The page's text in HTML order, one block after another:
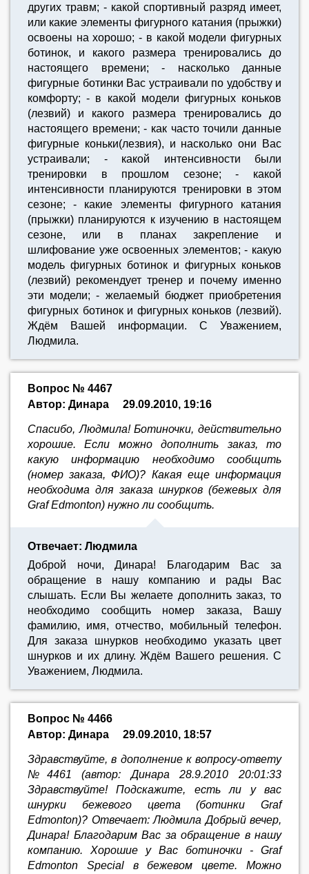
других травм; - какой спортивный разряд имеет,
или какие элементы фигурного катания (прыжки)
освоены на хорошо; - в какой модели фигурных
ботинок, и какого размера тренировались до
настоящего времени; - насколько данные
фигурные ботинки Вас устраивали по удобству и
комфорту; - в какой модели фигурных коньков
(лезвий) и какого размера тренировались до
настоящего времени; - как часто точили данные
фигурные коньки(лезвия), и насколько они Вас
устраивали; - какой интенсивности были
тренировки в прошлом сезоне; - какой
интенсивности планируются тренировки в этом
сезоне; - какие элементы фигурного катания
(прыжки) планируются к изучению в настоящем
сезоне, или в планах закрепление и
шлифование уже освоенных элементов; - какую
модель фигурных ботинок и фигурных коньков
(лезвий) рекомендует тренер и почему именно
эти модели; - желаемый бюджет приобретения
фигурных ботинок и фигурных коньков (лезвий).
Ждём Вашей информации. С Уважением,
Людмила.
Вопрос № 4467
Автор: Динара
29.09.2010, 19:16
Спасибо, Людмила! Ботиночки, действительно
хорошие. Если можно дополнить заказ, то
какую информацию необходимо сообщить
(номер заказа, ФИО)? Какая еще информация
необходима для заказа шнурков (бежевых для
Graf Edmonton) нужно ли сообщить.
Отвечает: Людмила
Доброй ночи, Динара! Благодарим Вас за
обращение в нашу компанию и рады Вас
слышать. Если Вы желаете дополнить заказ, то
необходимо сообщить номер заказа, Вашу
фамилию, имя, отчество, мобильный телефон.
Для заказа шнурков необходимо указать цвет
шнурков и их длину. Ждём Вашего решения. С
Уважением, Людмила.
Вопрос № 4466
Автор: Динара
29.09.2010, 18:57
Здравствуйте, в дополнение к вопросу-ответу
№4461 (автор: Динара 28.9.2010 20:01:33
Здравствуйте! Подскажите, есть ли у вас
шнурки бежевого цвета (ботинки Graf
Edmonton)? Отвечает: Людмила Добрый вечер,
Динара! Благодарим Вас за обращение в нашу
компанию. Хорошие у Вас ботиночки - Graf
Edmonton Special в бежевом цвете. Можно